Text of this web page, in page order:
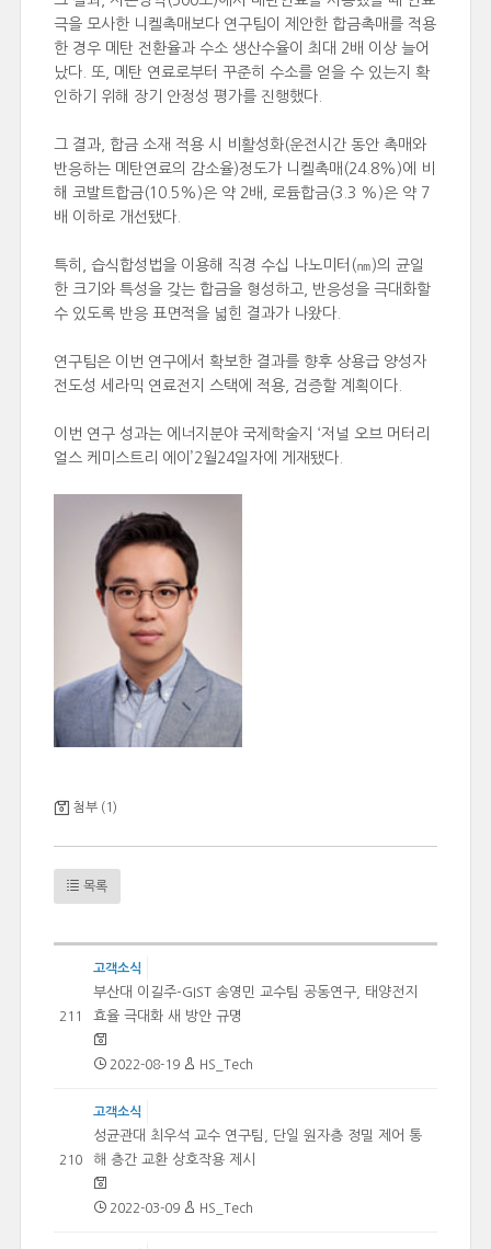
극을 모사한 니켈촉매보다 연구팀이 제안한 합금촉매를 적용
한 경우 메탄 전환율과 수소 생산수율이 최대 2배 이상 늘어
났다. 또, 메탄 연료로부터 꾸준히 수소를 얻을 수 있는지 확
인하기 위해 장기 안정성 평가를 진행했다.
그 결과, 합금 소재 적용 시 비활성화(운전시간 동안 촉매와
반응하는 메탄연료의 감소율)정도가 니켈촉매(24.8%)에 비
해 코발트합금(10.5%)은 약 2배, 로듐합금(3.3 %)은 약 7
배 이하로 개선됐다.
특히, 습식합성법을 이용해 직경 수십 나노미터(㎚)의 균일
한 크기와 특성을 갖는 합금을 형성하고, 반응성을 극대화할
수 있도록 반응 표면적을 넓힌 결과가 나왔다.
연구팀은 이번 연구에서 확보한 결과를 향후 상용급 양성자
전도성 세라믹 연료전지 스택에 적용, 검증할 계획이다.
이번 연구 성과는 에너지분야 국제학술지 ‘저널 오브 머터리
얼스 케미스트리 에이’2월24일자에 게재됐다.
첨부 (1)
목록
211
고객소식
부산대 이길주-GIST 송영민 교수팀 공동연구, 태양전지
효율 극대화 새 방안 규명
2022-08-19 HS_Tech
210
고객소식
성균관대 최우석 교수 연구팀, 단일 원자층 정밀 제어 통
해 층간 교환 상호작용 제시
2022-03-09 HS_Tech